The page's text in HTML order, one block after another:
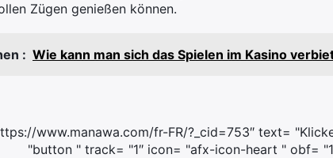
Zügen genießen können.
: Wie kann man sich das Spielen im Kasino
www.manawa.com/fr-FR/?_cid=753″ text=
"button " track= "1″ icon= "afx-icon-heart " obf=